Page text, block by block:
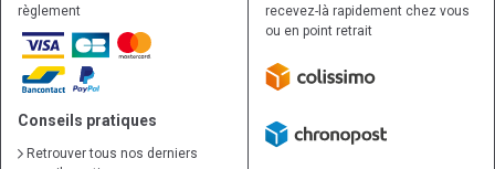
règlement
Conseils pratiques
Retrouver tous nos derniers
recevez-là rapidement chez vous
ou en point retrait